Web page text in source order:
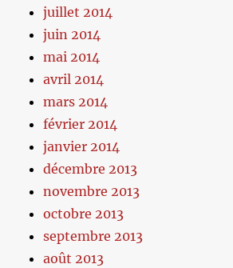
juillet 2014
juin 2014
mai 2014
avril 2014
mars 2014
février 2014
janvier 2014
décembre 2013
novembre 2013
octobre 2013
septembre 2013
août 2013